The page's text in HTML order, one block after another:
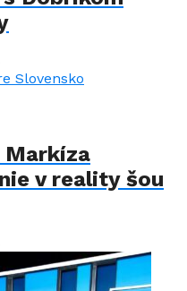
v reality šou